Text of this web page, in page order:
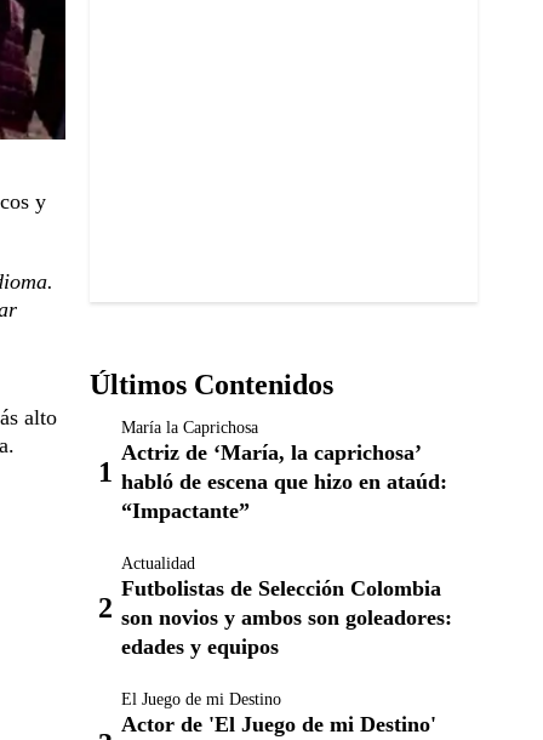
y
alto
Últimos Contenidos
María la Caprichosa
Actriz de ‘María, la caprichosa’
habló de escena que hizo en ataúd:
“Impactante”
Actualidad
Futbolistas de Selección Colombia
son novios y ambos son goleadores:
edades y equipos
El Juego de mi Destino
Actor de 'El Juego de mi Destino'